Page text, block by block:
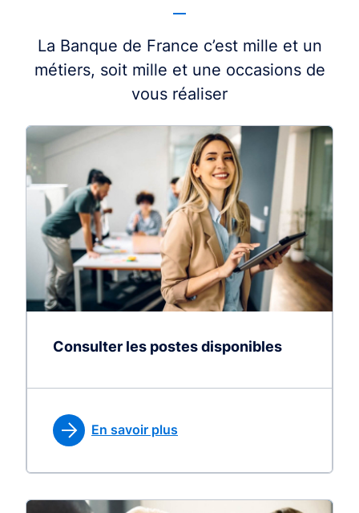
La Banque de France c’est mille et un
métiers, soit mille et une occasions de
vous réaliser
Consulter les postes disponibles
En savoir plus